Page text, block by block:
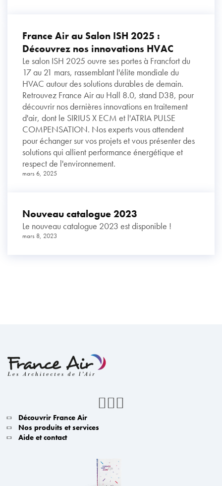
France Air au Salon ISH 2025 :
Découvrez nos innovations HVAC
Le salon ISH 2025 ouvre ses portes à Francfort du
17 au 21 mars, rassemblant l'élite mondiale du
HVAC autour des solutions durables de demain.
Retrouvez France Air au Hall 8.0, stand D38, pour
découvrir nos dernières innovations en traitement
d'air, dont le SIRIUS X ECM et l'ATRIA PULSE
COMPENSATION. Nos experts vous attendent
pour échanger sur vos projets et vous présenter des
solutions qui allient performance énergétique et
respect de l'environnement.
mars 6, 2025
Nouveau catalogue 2023
Le nouveau catalogue 2023 est disponible !
mars 8, 2023
Découvrir France Air
Nos produits et services
Aide et contact